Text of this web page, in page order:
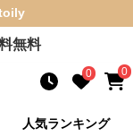
無料
0 0
人気ランキング